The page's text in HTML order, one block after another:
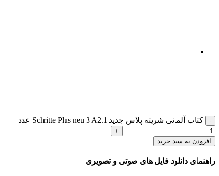
کتاب آلمانی شریته پلاس جدید Schritte Plus neu 3 A2.1 عدد
افزودن به سبد خرید
راهنمای دانلود فایل های صوتی و تصویری